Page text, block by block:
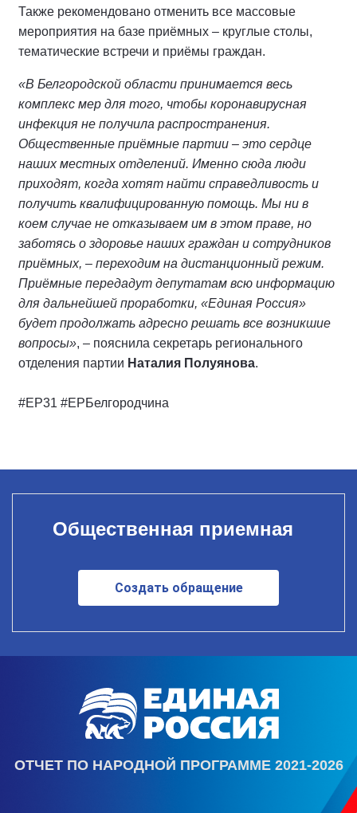
Также рекомендовано отменить все массовые
мероприятия на базе приёмных – круглые столы,
тематические встречи и приёмы граждан.
«В Белгородской области принимается весь
комплекс мер для того, чтобы коронавирусная
инфекция не получила распространения.
Общественные приёмные партии – это сердце
наших местных отделений. Именно сюда люди
приходят, когда хотят найти справедливость и
получить квалифицированную помощь. Мы ни в
коем случае не отказываем им в этом праве, но
заботясь о здоровье наших граждан и сотрудников
приёмных, – переходим на дистанционный режим.
Приёмные передадут депутатам всю информацию
для дальнейшей проработки, «Единая Россия»
будет продолжать адресно решать все возникшие
вопросы», – пояснила секретарь регионального
отделения партии Наталия Полуянова.
#ЕР31 #ЕРБелгородчина
Общественная приемная
Создать обращение
ОТЧЕТ ПО НАРОДНОЙ ПРОГРАММЕ 2021-2026